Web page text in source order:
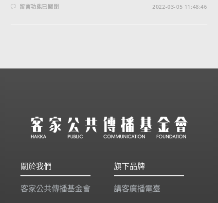
留言功能已關閉 2022-03-05 11:48:46
關於我們
客家公共傳播基金會
旗下品牌
講客廣播電臺